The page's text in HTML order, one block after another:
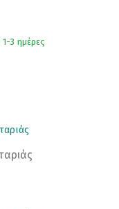
3 ημέρες